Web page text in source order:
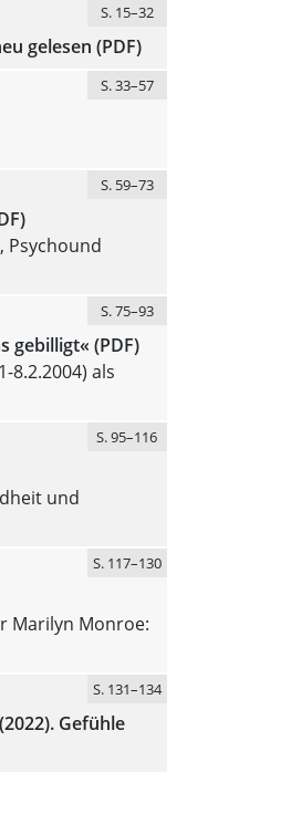
S. 15–32
gelesen (PDF)
S. 33–57
S. 59–73
Psychound
S. 75–93
gebilligt« (PDF)
8.2.2004) als
S. 95–116
und
S. 117–130
Marilyn Monroe:
S. 131–134
Gefühle